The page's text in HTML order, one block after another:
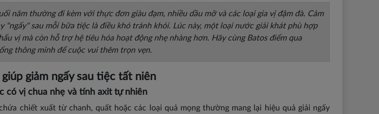
năm thường đi kèm với thực đơn giàu đạm, nhiều dầu mỡ và các loại gia vị đậm đà. Cảm
"ngấy" sau mỗi bữa tiệc là điều khó tránh khỏi. Lúc này, một loại nước giải khát phù hợp
vị mà còn hỗ trợ hệ tiêu hóa hoạt động nhẹ nhàng hơn. Hãy cùng Batos điểm qua
thông minh để cuộc vui thêm trọn vẹn.
giảm ngấy sau tiệc tất niên
có vị chua nhẹ và tính axit tự nhiên
chiết xuất từ chanh, quất hoặc các loại quả mọng thường mang lại hiệu quả giải ngấy